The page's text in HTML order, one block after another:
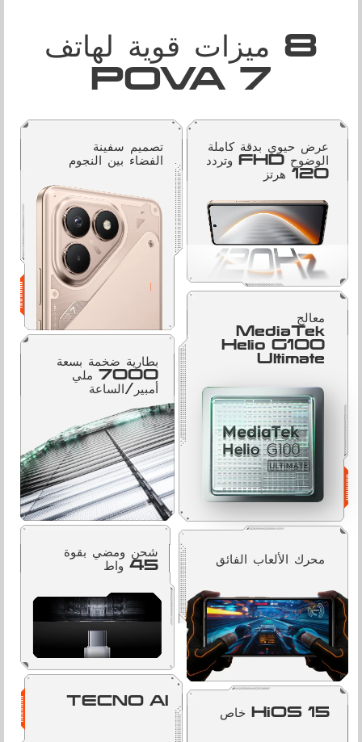
8 ميزات قوية لهاتف
POVA 7
تصميم سفينة
الفضاء بين النجوم
بطارية ضخمة بسعة
7000 ملي
أمبير/الساعة
شحن ومضي بقوة
45 واط
TECNO AI
عرض حيوي بدقة كاملة
الوضوح FHD وتردد
120 هرتز
معالج
MediaTek
Helio G100
Ultimate
محرك الألعاب الفائق
HiOS 15 خاص